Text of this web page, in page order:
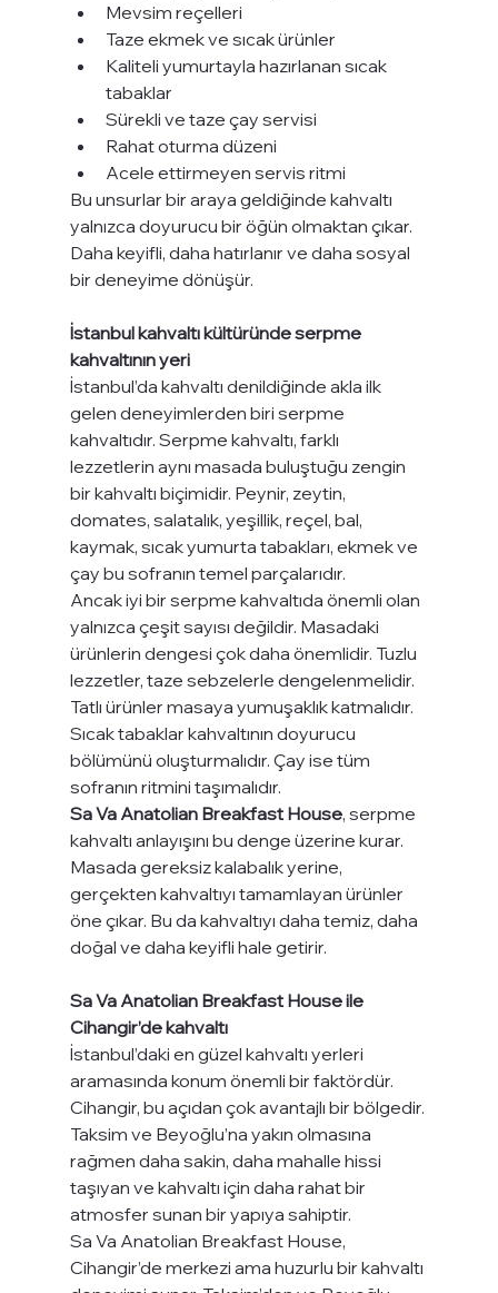
Mevsim reçelleri
Taze ekmek ve sıcak ürünler
Kaliteli yumurtayla hazırlanan sıcak
tabaklar
Sürekli ve taze çay servisi
Rahat oturma düzeni
Acele ettirmeyen servis ritmi
Bu unsurlar bir araya geldiğinde kahvaltı
yalnızca doyurucu bir öğün olmaktan çıkar.
Daha keyifli, daha hatırlanır ve daha sosyal
bir deneyime dönüşür.
İstanbul kahvaltı kültüründe serpme
kahvaltının yeri
İstanbul’da kahvaltı denildiğinde akla ilk
gelen deneyimlerden biri serpme
kahvaltıdır. Serpme kahvaltı, farklı
lezzetlerin aynı masada buluştuğu zengin
bir kahvaltı biçimidir. Peynir, zeytin,
domates, salatalık, yeşillik, reçel, bal,
kaymak, sıcak yumurta tabakları, ekmek ve
çay bu sofranın temel parçalarıdır.
Ancak iyi bir serpme kahvaltıda önemli olan
yalnızca çeşit sayısı değildir. Masadaki
ürünlerin dengesi çok daha önemlidir. Tuzlu
lezzetler, taze sebzelerle dengelenmelidir.
Tatlı ürünler masaya yumuşaklık katmalıdır.
Sıcak tabaklar kahvaltının doyurucu
bölümünü oluşturmalıdır. Çay ise tüm
sofranın ritmini taşımalıdır.
Sa Va Anatolian Breakfast House, serpme
kahvaltı anlayışını bu denge üzerine kurar.
Masada gereksiz kalabalık yerine,
gerçekten kahvaltıyı tamamlayan ürünler
öne çıkar. Bu da kahvaltıyı daha temiz, daha
doğal ve daha keyifli hale getirir.
Sa Va Anatolian Breakfast House ile
Cihangir’de kahvaltı
İstanbul’daki en güzel kahvaltı yerleri
aramasında konum önemli bir faktördür.
Cihangir, bu açıdan çok avantajlı bir bölgedir.
Taksim ve Beyoğlu’na yakın olmasına
rağmen daha sakin, daha mahalle hissi
taşıyan ve kahvaltı için daha rahat bir
atmosfer sunan bir yapıya sahiptir.
Sa Va Anatolian Breakfast House,
Cihangir’de merkezi ama huzurlu bir kahvaltı